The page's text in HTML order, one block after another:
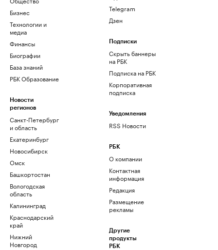
Бизнес
Технологии и
медиа
Финансы
Биографии
База знаний
РБК Образование
Новости
регионов
Санкт-Петербург
и область
Екатеринбург
Новосибирск
Омск
Башкортостан
Вологодская
область
Калининград
Краснодарский
край
Нижний
Новгород
Telegram
Дзен
Подписки
Скрыть баннеры
на РБК
Подписка на РБК
Корпоративная
подписка
Уведомления
RSS Новости
РБК
О компании
Контактная
информация
Редакция
Размещение
рекламы
Другие
продукты
РБК